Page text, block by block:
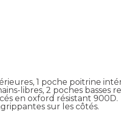
1 poche poitrine
libres, 2 poches basses
en oxford résistant 900D.
sur les côtés.